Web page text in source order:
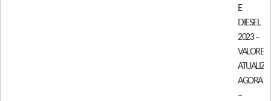
E
DIESEL
2023 –
VALORES
AGORA
–